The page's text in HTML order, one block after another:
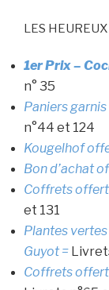
LES
1er Prix –
n° 35
Paniers
n°44 et 124
Kougelhof
Bon d’achat
Coffrets
et 131
Plantes
Guyot =
Coffrets offert